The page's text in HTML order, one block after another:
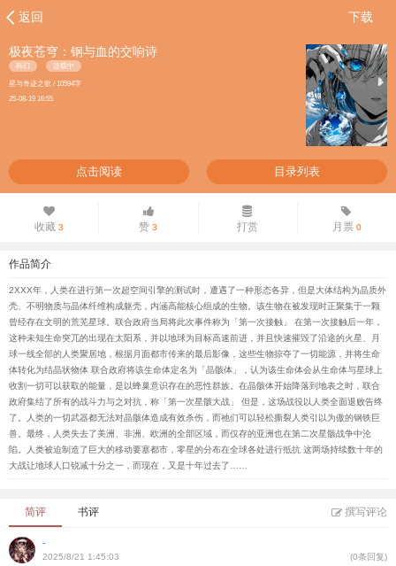
返回 下载
极夜苍穹：钢与血的交响诗
科幻 连载中
星与奇迹之歌 / 10594字
25-08-19 16:55
点击阅读 目录列表
收藏 3 赞 3 打赏 月票0
作品简介
2XXX年，人类在进行第一次超空间引擎的测试时，遭遇了一种形态各异，但是大体结构为晶质外
壳、不明物质与晶体纤维构成躯壳，内涵高能核心组成的生物。该生物在被发现时正聚集于一颗
曾经存在文明的荒芜星球。联合政府当局将此次事件称为「第一次接触」 在第一次接触后一年，
这种未知生命突兀的出现在太阳系，并以地球为目标高速前进，并且快速摧毁了沿途的火星、月
球一线全部的人类聚居地，根据月面都市传来的最后影像，这些生物掠夺了一切能源，并将生命
体转化为结晶状物体 联合政府将该生命体定名为「晶骸体」，认为该生命体会从生命体与星球上
收割一切可以获取的能量，是以蜂巢意识存在的恶性群族。在晶骸体开始降落到地表之时，联合
政府集结了所有的战斗力与之对抗，称「第一次星骸大战」 但是，这场战役以人类全面退败告终
了。人类的一切武器都无法对晶骸体造成有效杀伤，而祂们可以轻松撕裂人类引以为傲的钢铁巨
兽。最终，人类失去了美洲、非洲、欧洲的全部区域，而仅存的亚洲也在第二次星骸战争中沦
陷。人类被迫制造了巨大的移动要塞都市，零星的分布在全球各处进行抵抗 这两场持续数十年的
大战让地球人口锐减十分之一，而现在，又是十年过去了……
简评 书评 撰写评论
-
2025/8/21 1:45:03
(0条回复)